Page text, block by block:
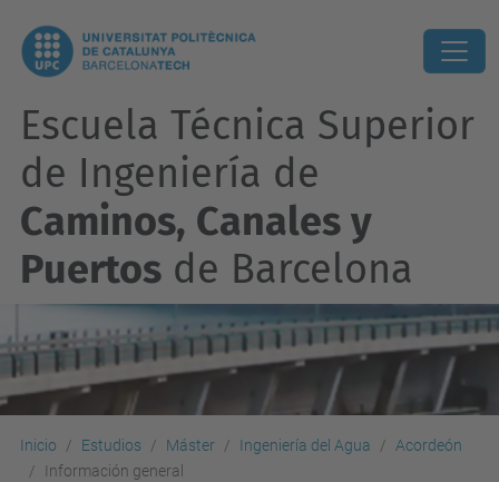
Escuela Técnica Superior
de Ingeniería de
Caminos, Canales y
Puertos de Barcelona
Inicio Estudios Máster Ingeniería del Agua
Acordeón
Información general